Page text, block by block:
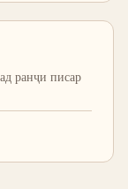
ранҷи писар